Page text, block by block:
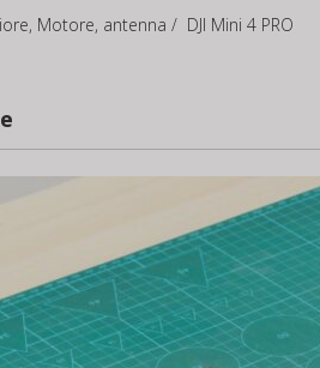
Motore, antenna / DJI Mini 4 PRO